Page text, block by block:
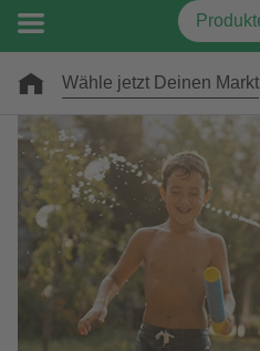
Wähle jetzt Deinen Markt